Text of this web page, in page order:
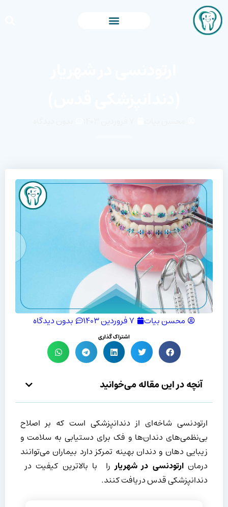
محسن بیات ۷ فروردین ۱۴۰۳ بدون دیدگاه
اشتراک گذاری
آنچه در این مقاله می‌خوانید
ارتودنسی شاخه‌ای از دندانپزشکی است که بر اصلاح
بی‌نظمی‌های دندان‌ها و فک برای دستیابی به سلامت و
زیبایی دهان و دندان بهینه تمرکز دارد بیماران می‌توانند
درمانارتودنسی در شهریاررا با بالاترین کیفیت در
دندانپزشکی قدس دریافت کنند.